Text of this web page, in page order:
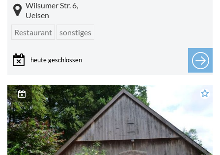
Wilsumer Str. 6,
Uelsen
Restaurant
sonstiges
heute geschlossen